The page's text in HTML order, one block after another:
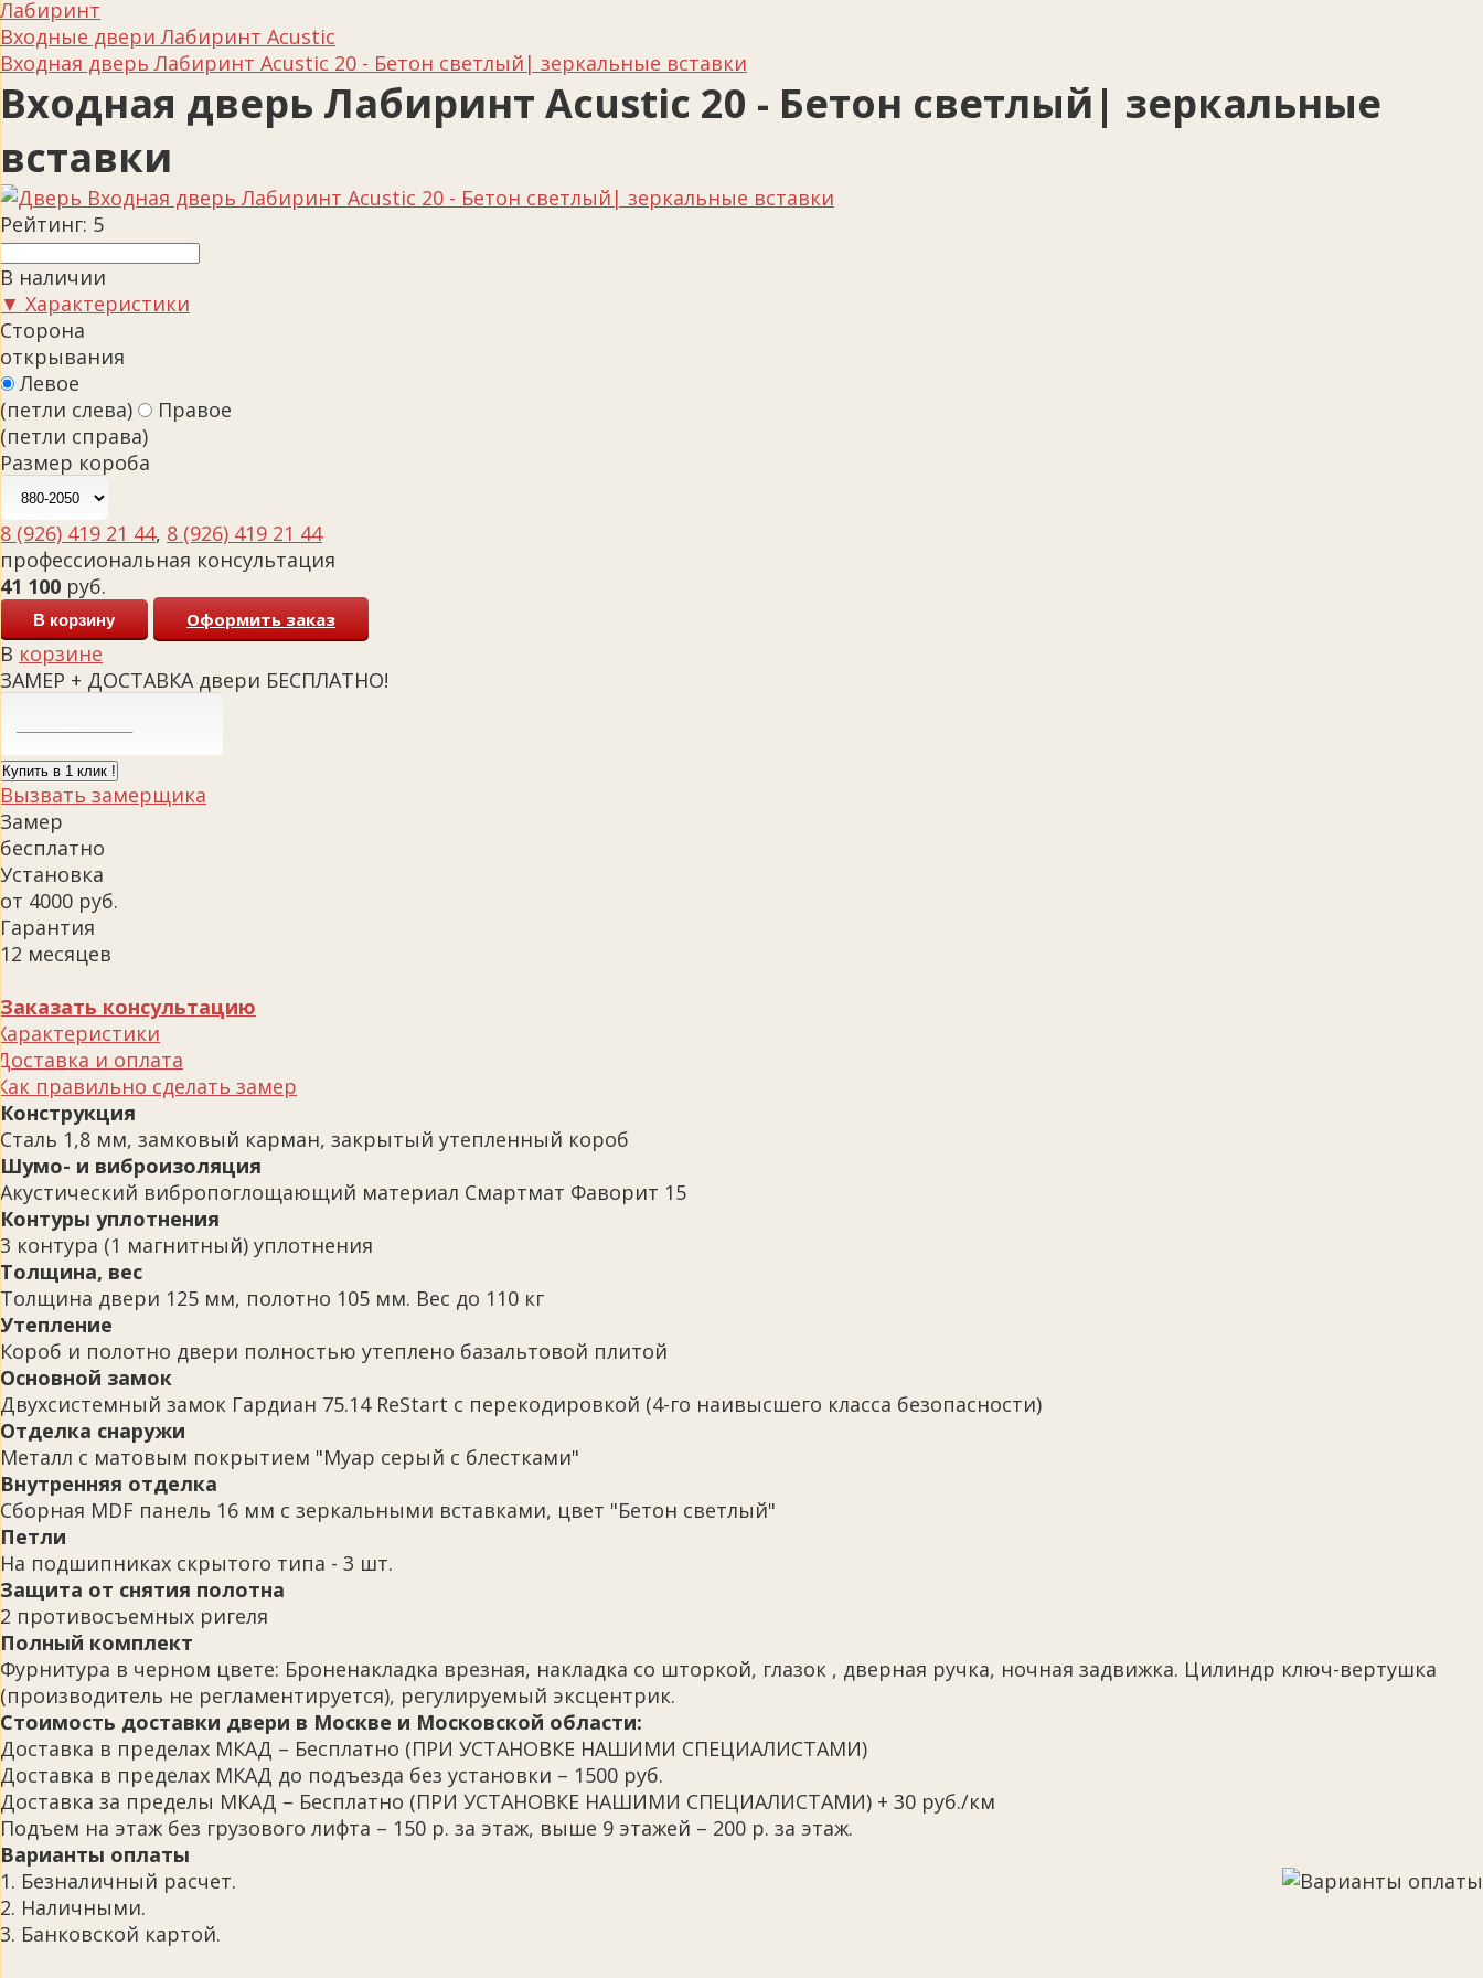
Лабиринт
Входные двери Лабиринт Acustic
Входная дверь Лабиринт Acustic 20 - Бетон светлый| зеркальные вставки
Входная дверь Лабиринт Acustic 20 - Бетон светлый| зеркальные
вставки
Рейтинг: 5
В наличии
▼ Характеристики
Сторона
открывания
Левое
(петли слева)
Правое
(петли справа)
Размер короба
8 (926) 419 21 44, 8 (926) 419 21 44
профессиональная консультация
41 100 руб.
В корзину Оформить заказ
В корзине
ЗАМЕР + ДОСТАВКА двери БЕСПЛАТНО!
Купить в 1 клик !
Вызвать замерщика
Замер
бесплатно
Установка
от 4000 руб.
Гарантия
12 месяцев
Заказать консультацию
и оплата
правильно сделать замер
Конструкция
Сталь 1,8 мм, замковый карман, закрытый утепленный короб
Шумо- и виброизоляция
Акустический вибропоглощающий материал Смартмат Фаворит 15
Контуры уплотнения
3 контура (1 магнитный) уплотнения
Толщина, вес
Толщина двери 125 мм, полотно 105 мм. Вес до 110 кг
Утепление
Короб и полотно двери полностью утеплено базальтовой плитой
Основной замок
Двухсистемный замок Гардиан 75.14 ReStart с перекодировкой (4-го наивысшего класса безопасности)
Отделка снаружи
Металл с матовым покрытием "Муар серый с блестками"
Внутренняя отделка
Сборная MDF панель 16 мм с зеркальными вставками, цвет "Бетон светлый"
Петли
На подшипниках скрытого типа - 3 шт.
Защита от снятия полотна
2 противосъемных ригеля
Полный комплект
Фурнитура в черном цвете: Броненакладка врезная, накладка со шторкой, глазок , дверная ручка, ночная задвижка. Цилиндр ключ-вертушка
(производитель не регламентируется), регулируемый эксцентрик.
Стоимость доставки двери в Москве и Московской области:
Доставка в пределах МКАД – Бесплатно (ПРИ УСТАНОВКЕ НАШИМИ СПЕЦИАЛИСТАМИ)
Доставка в пределах МКАД до подъезда без установки – 1500 руб.
Доставка за пределы МКАД – Бесплатно (ПРИ УСТАНОВКЕ НАШИМИ СПЕЦИАЛИСТАМИ) + 30 руб./км
Подъем на этаж без грузового лифта – 150 р. за этаж, выше 9 этажей – 200 р. за этаж.
Варианты оплаты
1. Безналичный расчет.
2. Наличными.
3. Банковской картой.